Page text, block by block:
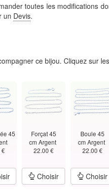
toutes les modifications
un Devis.
ce bijou. Cliquez sur
45
€
Forçat 45
cm Argent
22.00 €
Choisir
Boule 45
cm Argent
22.00 €
Choisir